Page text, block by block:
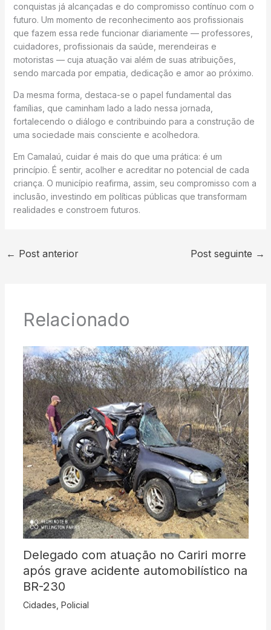
conquistas já alcançadas e do compromisso contínuo com o
futuro. Um momento de reconhecimento aos profissionais
que fazem essa rede funcionar diariamente — professores,
cuidadores, profissionais da saúde, merendeiras e
motoristas — cuja atuação vai além de suas atribuições,
sendo marcada por empatia, dedicação e amor ao próximo.
Da mesma forma, destaca-se o papel fundamental das
famílias, que caminham lado a lado nessa jornada,
fortalecendo o diálogo e contribuindo para a construção de
uma sociedade mais consciente e acolhedora.
Em Camalaú, cuidar é mais do que uma prática: é um
princípio. É sentir, acolher e acreditar no potencial de cada
criança. O município reafirma, assim, seu compromisso com a
inclusão, investindo em políticas públicas que transformam
realidades e constroem futuros.
← Post anterior Post seguinte →
Relacionado
Delegado com atuação no Cariri morre
após grave acidente automobilístico na
BR-230
Cidades Policial